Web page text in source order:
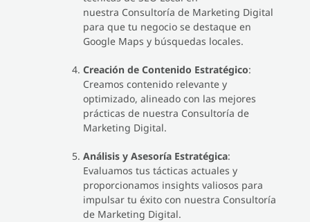
nuestra Consultoría de Marketing Digital
para que tu negocio se destaque en
Google Maps y búsquedas locales.
Creación de Contenido Estratégico:
Creamos contenido relevante y
optimizado, alineado con las mejores
prácticas de nuestra Consultoría de
Marketing Digital.
Análisis y Asesoría Estratégica:
Evaluamos tus tácticas actuales y
proporcionamos insights valiosos para
impulsar tu éxito con nuestra Consultoría
de Marketing Digital.